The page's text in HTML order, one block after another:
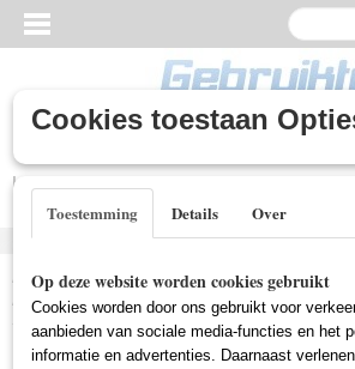
Inloggen
Home >Gebruikte DVD's>Comedy DVD
Know (Gebruikt)
Cookies toestaan
Toestemming Details Over
Op deze website worden cookies gebruikt
Cookies worden door ons gebruikt voor
aanbieden van sociale media-functies en het
informatie en advertenties. Daarnaast